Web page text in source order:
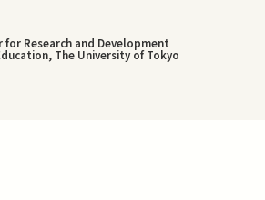
for Research and Development
The University of Tokyo